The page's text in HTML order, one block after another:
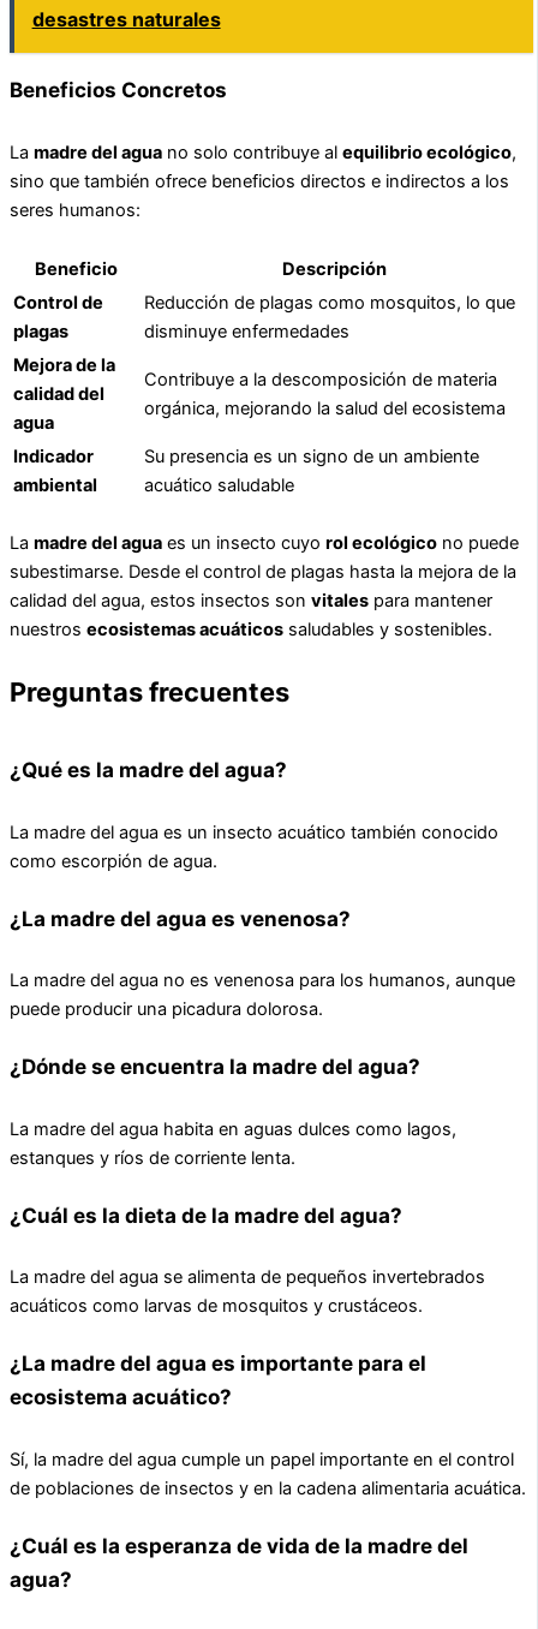
desastres naturales
Beneficios Concretos
La madre del agua no solo contribuye al equilibrio ecológico,
sino que también ofrece beneficios directos e indirectos a los
seres humanos:
Beneficio
Descripción
Control de
plagas
Reducción de plagas como mosquitos, lo que
disminuye enfermedades
Mejora de la
calidad del
agua
Contribuye a la descomposición de materia
orgánica, mejorando la salud del ecosistema
Indicador
ambiental
Su presencia es un signo de un ambiente
acuático saludable
La madre del agua es un insecto cuyo rol ecológico no puede
subestimarse. Desde el control de plagas hasta la mejora de la
calidad del agua, estos insectos son vitales para mantener
nuestros ecosistemas acuáticos saludables y sostenibles.
Preguntas frecuentes
¿Qué es la madre del agua?
La madre del agua es un insecto acuático también conocido
como escorpión de agua.
¿La madre del agua es venenosa?
La madre del agua no es venenosa para los humanos, aunque
puede producir una picadura dolorosa.
¿Dónde se encuentra la madre del agua?
La madre del agua habita en aguas dulces como lagos,
estanques y ríos de corriente lenta.
¿Cuál es la dieta de la madre del agua?
La madre del agua se alimenta de pequeños invertebrados
acuáticos como larvas de mosquitos y crustáceos.
¿La madre del agua es importante para el
ecosistema acuático?
Sí, la madre del agua cumple un papel importante en el control
de poblaciones de insectos y en la cadena alimentaria acuática.
¿Cuál es la esperanza de vida de la madre del
agua?